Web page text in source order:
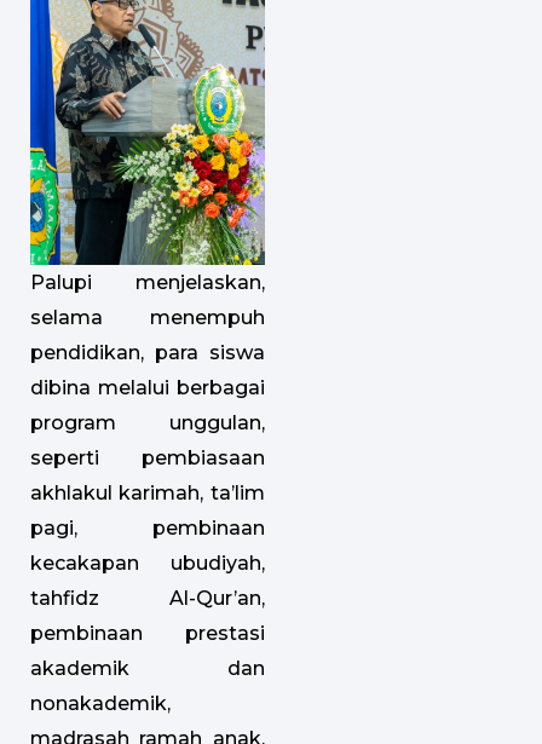
Palupi menjelaskan,
selama menempuh
pendidikan, para siswa
dibina melalui berbagai
program unggulan,
seperti pembiasaan
akhlakul karimah, ta’lim
pagi, pembinaan
kecakapan ubudiyah,
tahfidz Al-Qur’an,
pembinaan prestasi
akademik dan
nonakademik,
madrasah ramah anak,